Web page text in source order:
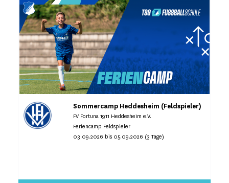
Sommercamp Heddesheim (Feldspieler)
FV Fortuna 1911 Heddesheim e.V.
Feriencamp Feldspieler
03.09.2026 bis 05.09.2026 (3 Tage)